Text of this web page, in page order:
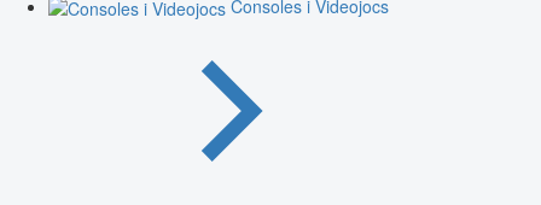
Consoles i Videojocs